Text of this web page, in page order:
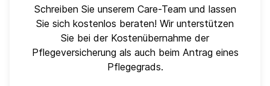
Schreiben Sie unserem Care-Team und lassen
Sie sich kostenlos beraten! Wir unterstützen
Sie bei der Kostenübernahme der
Pflegeversicherung als auch beim Antrag eines
Pflegegrads.